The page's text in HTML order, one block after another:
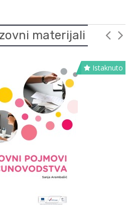
materijali
Istaknuto